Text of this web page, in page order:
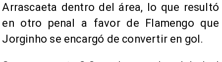
Arrascaeta dentro del área, lo que resultó
en otro penal a favor de Flamengo que
Jorginho se encargó de convertir en gol.